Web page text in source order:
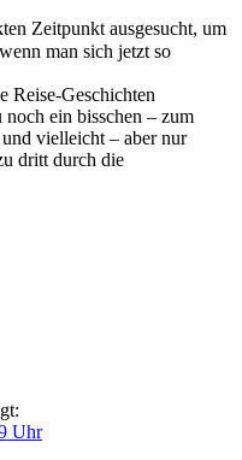
Zeitpunkt ausgesucht, um
man sich jetzt so
Reise-Geschichten
ein bisschen – zum
vielleicht – aber nur
dritt durch die
Uhr